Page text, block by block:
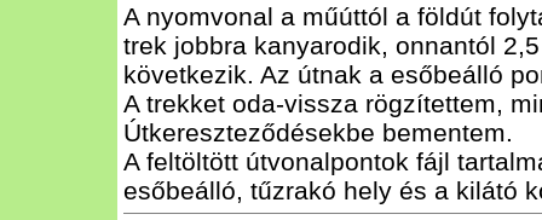
A nyomvonal a műúttól a földút
trek jobbra kanyarodik, onnantól
következik. Az útnak a esőbeálló
A trekket oda-vissza rögzítettem,
Útkereszteződésekbe bementem.
A feltöltött útvonalpontok fájl
esőbeálló, tűzrakó hely és a kilátó